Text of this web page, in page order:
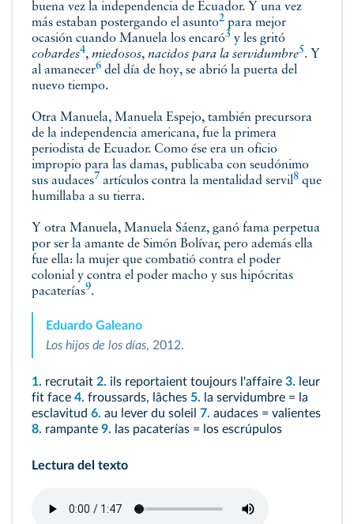
buena vez la independencia de Ecuador. Y una vez
más estaban postergando el asunto2 para mejor
ocasión cuando Manuela los encaró3 y les gritó
cobardes4, miedosos, nacidos para la servidumbre5. Y
al amanecer6 del día de hoy, se abrió la puerta del
nuevo tiempo.
Otra Manuela, Manuela Espejo, también precursora
de la independencia americana, fue la primera
periodista de Ecuador. Como ése era un oficio
impropio para las damas, publicaba con seudónimo
sus audaces7 artículos contra la mentalidad servil8 que
humillaba a su tierra.
Y otra Manuela, Manuela Sáenz, ganó fama perpetua
por ser la amante de Simón Bolívar, pero además ella
fue ella: la mujer que combatió contra el poder
colonial y contra el poder macho y sus hipócritas
pacaterías9.
Eduardo Galeano
Los hijos de los días, 2012.
1. recrutait 2. ils reportaient toujours l'affaire 3. leur
fit face 4. froussards, lâches 5. la servidumbre = la
esclavitud 6. au lever du soleil 7. audaces = valientes
8. rampante 9. las pacaterías = los escrúpulos
Lectura del texto